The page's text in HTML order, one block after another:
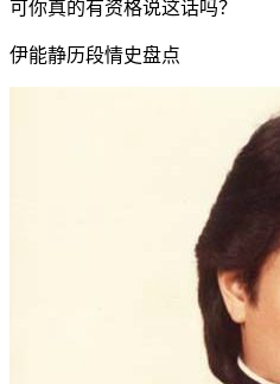
可你真的有资格说这话吗？
伊能静历段情史盘点